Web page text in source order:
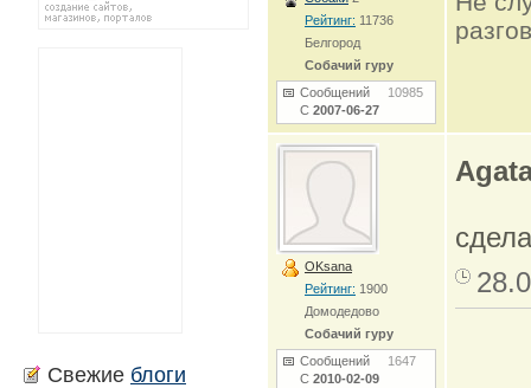
Свежие блоги
Рейтинг: 11736
Белгород
Собачий гуру
Сообщений 10985
С 2007-06-27
OKsana
Рейтинг: 1900
Домодедово
Собачий гуру
Сообщений 1647
С 2010-02-09